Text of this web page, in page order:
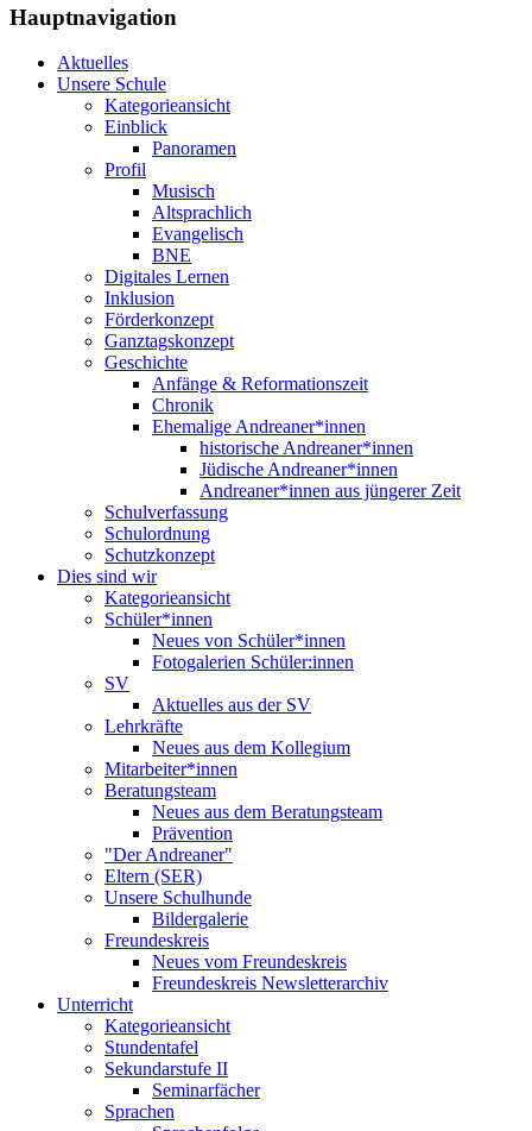
Hauptnavigation
Aktuelles
Unsere Schule
Kategorieansicht
Einblick
Panoramen
Profil
Musisch
Altsprachlich
Evangelisch
BNE
Digitales Lernen
Inklusion
Förderkonzept
Ganztagskonzept
Geschichte
Anfänge & Reformationszeit
Chronik
Ehemalige Andreaner*innen
historische Andreaner*innen
Jüdische Andreaner*innen
Andreaner*innen aus jüngerer Zeit
Schulverfassung
Schulordnung
Schutzkonzept
Dies sind wir
Kategorieansicht
Schüler*innen
Neues von Schüler*innen
Fotogalerien Schüler:innen
SV
Aktuelles aus der SV
Lehrkräfte
Neues aus dem Kollegium
Mitarbeiter*innen
Beratungsteam
Neues aus dem Beratungsteam
Prävention
"Der Andreaner"
Eltern (SER)
Unsere Schulhunde
Bildergalerie
Freundeskreis
Neues vom Freundeskreis
Freundeskreis Newsletterarchiv
Unterricht
Kategorieansicht
Stundentafel
Sekundarstufe II
Seminarfächer
Sprachen